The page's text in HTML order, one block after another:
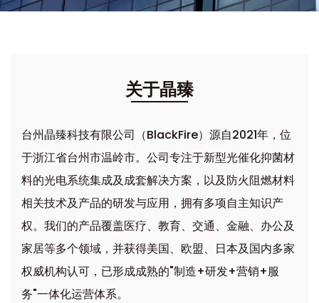
关于晶臻
台州晶臻科技有限公司（BlackFire）源自2021年，位
于浙江省台州市温岭市。公司专注于新型光催化抑菌材
料的光电系统集成及成套解决方案，以及防火阻燃材料
相关技术及产品的研发与应用，拥有多项自主知识产
权。我们的产品覆盖医疗、教育、交通、金融、办公及
家居等多个领域，并获得美国、欧盟、日本及国内多家
权威机构认可，已形成成熟的"制造+研发+营销+服
务"一体化运营体系。